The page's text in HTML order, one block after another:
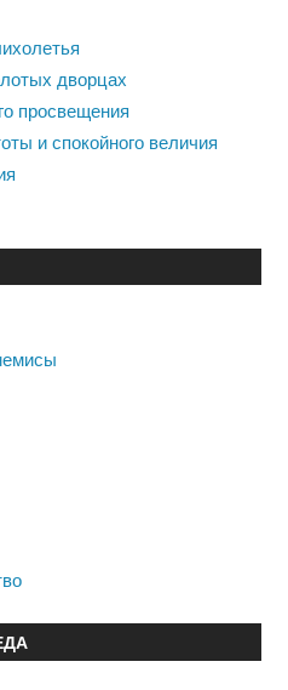
дворцах
просвещения
и спокойного величия